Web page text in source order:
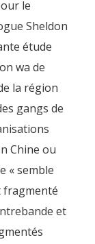
le
Sheldon
étude
wa de
la région
gangs de
Chine ou
« semble
et